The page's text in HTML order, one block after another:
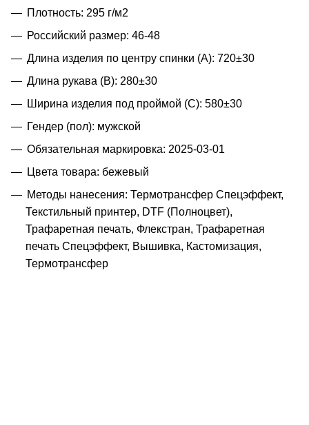
Плотность: 295 г/м2
Российский размер: 46-48
Длина изделия по центру спинки (A): 720±30
Длина рукава (B): 280±30
Ширина изделия под проймой (С): 580±30
Гендер (пол): мужской
Обязательная маркировка: 2025-03-01
Цвета товара: бежевый
Методы нанесения: Термотрансфер Спецэффект,
Текстильный принтер, DTF (Полноцвет),
Трафаретная печать, Флекстран, Трафаретная
печать Спецэффект, Вышивка, Кастомизация,
Термотрансфер